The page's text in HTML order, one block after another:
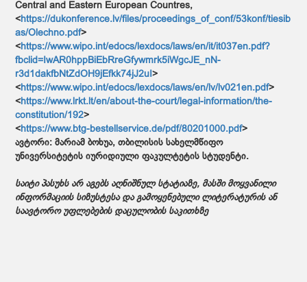
Central and Eastern European Countres,
<https://dukonference.lv/files/proceedings_of_conf/53konf/tiesib
as/Olechno.pdf>
<https://www.wipo.int/edocs/lexdocs/laws/en/it/it037en.pdf?
fbclid=IwAR0hppBiEbRreGfywmrk5iWgcJE_nN-
r3d1dakfbNtZdOH9jEfkk74jJ2uI>
<https://www.wipo.int/edocs/lexdocs/laws/en/lv/lv021en.pdf>
<https://www.lrkt.lt/en/about-the-court/legal-information/the-
constitution/192>
<https://www.btg-bestellservice.de/pdf/80201000.pdf>
ავტორი: მარიამ ბოხუა, თბილისის სახელმწიფო
უნივერსიტეტის იურიდიული ფაკულტეტის სტუდენტი.
საიტი პასუხს არ აგებს აღნიშნულ სტატიაზე, მასში მოყვანილი
ინფორმაციის სიზუსტესა და გამოყენებული ლიტერატურის ან
საავტორო უფლებების დაცულობის საკითხზე